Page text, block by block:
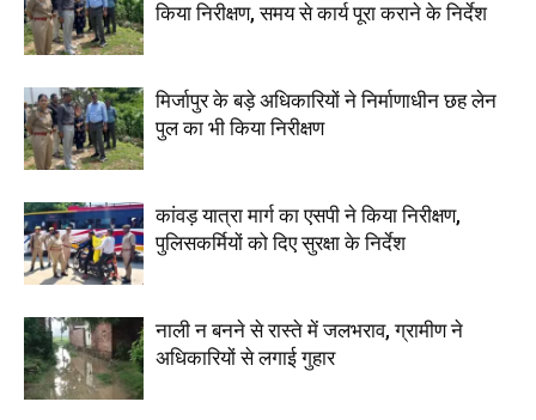
किया निरीक्षण, समय से कार्य पूरा कराने के निर्देश
मिर्जापुर के बड़े अधिकारियों ने निर्माणाधीन छह लेन
पुल का भी किया निरीक्षण
कांवड़ यात्रा मार्ग का एसपी ने किया निरीक्षण,
पुलिसकर्मियों को दिए सुरक्षा के निर्देश
नाली न बनने से रास्ते में जलभराव, ग्रामीण ने
अधिकारियों से लगाई गुहार